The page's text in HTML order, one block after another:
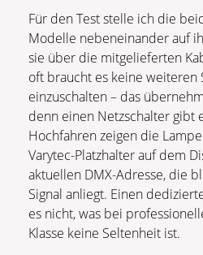
Für den Test stelle ich die
Modelle nebeneinander auf
sie über die mitgelieferten
oft braucht es keine weiteren
einzuschalten – das
denn einen Netzschalter gibt
Hochfahren zeigen die
Varytec-Platzhalter auf dem
aktuellen DMX-Adresse, die
Signal anliegt. Einen
es nicht, was bei
Klasse keine Seltenheit ist.